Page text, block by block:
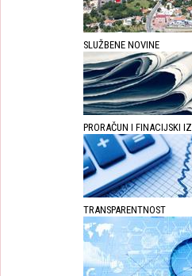
SLUŽBENE NOVINE
PRORAČUN I FINACIJSKI
TRANSPARENTNOST